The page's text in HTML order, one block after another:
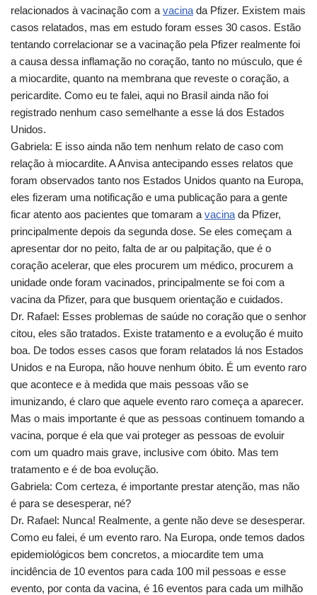
relacionados à vacinação com a vacina da Pfizer. Existem mais
casos relatados, mas em estudo foram esses 30 casos. Estão
tentando correlacionar se a vacinação pela Pfizer realmente foi
a causa dessa inflamação no coração, tanto no músculo, que é
a miocardite, quanto na membrana que reveste o coração, a
pericardite. Como eu te falei, aqui no Brasil ainda não foi
registrado nenhum caso semelhante a esse lá dos Estados
Unidos.
Gabriela: E isso ainda não tem nenhum relato de caso com
relação à miocardite. A Anvisa antecipando esses relatos que
foram observados tanto nos Estados Unidos quanto na Europa,
eles fizeram uma notificação e uma publicação para a gente
ficar atento aos pacientes que tomaram a vacina da Pfizer,
principalmente depois da segunda dose. Se eles começam a
apresentar dor no peito, falta de ar ou palpitação, que é o
coração acelerar, que eles procurem um médico, procurem a
unidade onde foram vacinados, principalmente se foi com a
vacina da Pfizer, para que busquem orientação e cuidados.
Dr. Rafael: Esses problemas de saúde no coração que o senhor
citou, eles são tratados. Existe tratamento e a evolução é muito
boa. De todos esses casos que foram relatados lá nos Estados
Unidos e na Europa, não houve nenhum óbito. É um evento raro
que acontece e à medida que mais pessoas vão se
imunizando, é claro que aquele evento raro começa a aparecer.
Mas o mais importante é que as pessoas continuem tomando a
vacina, porque é ela que vai proteger as pessoas de evoluir
com um quadro mais grave, inclusive com óbito. Mas tem
tratamento e é de boa evolução.
Gabriela: Com certeza, é importante prestar atenção, mas não
é para se desesperar, né?
Dr. Rafael: Nunca! Realmente, a gente não deve se desesperar.
Como eu falei, é um evento raro. Na Europa, onde temos dados
epidemiológicos bem concretos, a miocardite tem uma
incidência de 10 eventos para cada 100 mil pessoas e esse
evento, por conta da vacina, é 16 eventos para cada um milhão